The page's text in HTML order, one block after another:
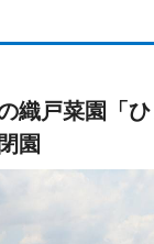
織戸菜園「
園